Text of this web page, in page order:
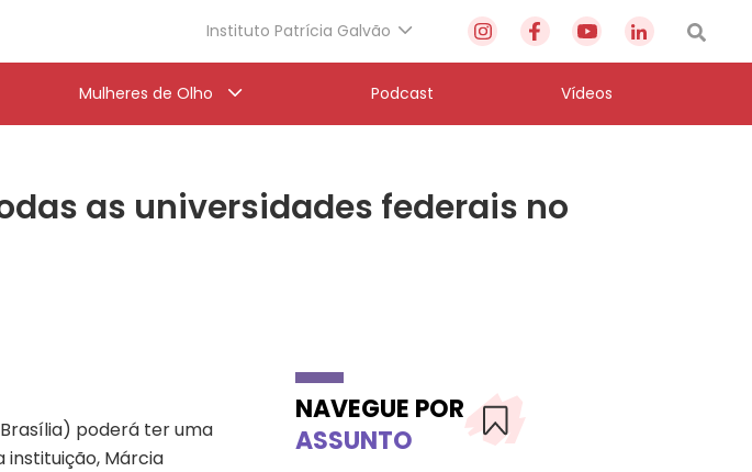
Instituto Patrícia Galvão
Mulheres de Olho Podcast Vídeos
as universidades federais no
poderá ter uma
Márcia
NAVEGUE POR
ASSUNTO